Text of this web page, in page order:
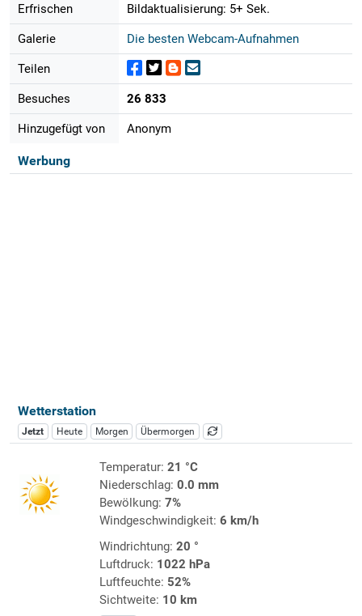
Erfrischen Bildaktualisierung: 5+ Sek.
Galerie Die besten Webcam-Aufnahmen
Teilen
Besuches 26 833
Hinzugefügt von Anonym
Werbung
Wetterstation
Jetzt Heute Morgen Übermorgen
Temperatur: 21 °C
Niederschlag: 0.0 mm
Bewölkung: 7%
Windgeschwindigkeit: 6 km/h
Windrichtung: 20 °
Luftdruck: 1022 hPa
Luftfeuchte: 52%
Sichtweite: 10 km